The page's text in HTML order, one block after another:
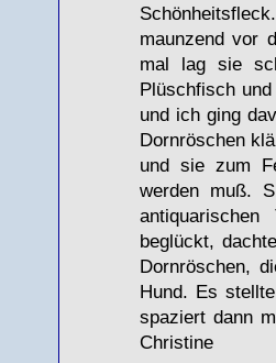
maunzend vor
mal lag sie
Plüschfisch
und ich ging
Dornröschen
und sie zum
werden muß.
beglückt,
Dornröschen,
Hund. Es
spaziert dann
Christine